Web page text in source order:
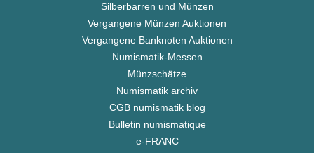
Silberbarren und Münzen
Vergangene Münzen Auktionen
Vergangene Banknoten Auktionen
Numismatik-Messen
Münzschätze
Numismatik archiv
CGB numismatik blog
Bulletin numismatique
e-FRANC